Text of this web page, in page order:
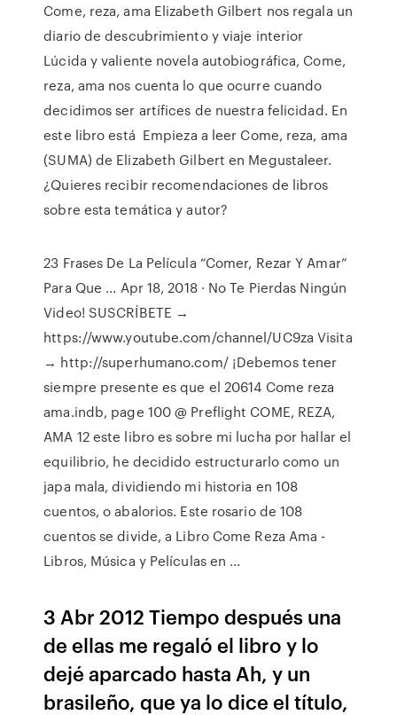
Come, reza, ama Elizabeth Gilbert nos regala un
diario de descubrimiento y viaje interior
Lúcida y valiente novela autobiográfica, Come,
reza, ama nos cuenta lo que ocurre cuando
decidimos ser artífices de nuestra felicidad. En
este libro está Empieza a leer Come, reza, ama
(SUMA) de Elizabeth Gilbert en Megustaleer.
¿Quieres recibir recomendaciones de libros
sobre esta temática y autor?
23 Frases De La Película “Comer, Rezar Y Amar”
Para Que ... Apr 18, 2018 · No Te Pierdas Ningún
Video! SUSCRÍBETE →
https://www.youtube.com/channel/UC9za Visita
→ http://superhumano.com/ ¡Debemos tener
siempre presente es que el 20614 Come reza
ama.indb, page 100 @ Preflight COME, REZA,
AMA 12 este libro es sobre mi lucha por hallar el
equilibrio, he decidido estructurarlo como un
japa mala, dividiendo mi historia en 108
cuentos, o abalorios. Este rosario de 108
cuentos se divide, a Libro Come Reza Ama -
Libros, Música y Películas en ...
3 Abr 2012 Tiempo después una
de ellas me regaló el libro y lo
dejé aparcado hasta Ah, y un
brasileño, que ya lo dice el título,